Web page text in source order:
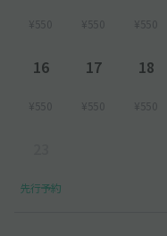
¥550 ¥550 ¥550
16
¥550
17
¥550
18
¥550
先行予約